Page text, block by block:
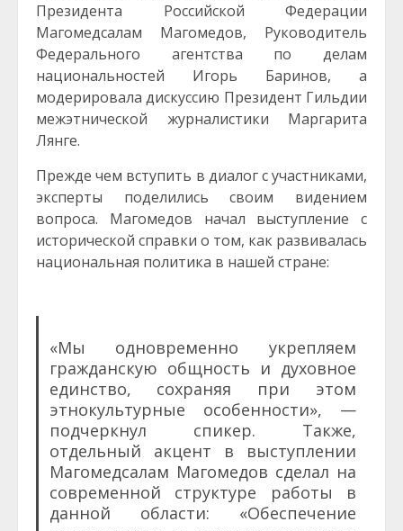
Президента Российской Федерации
Магомедсалам Магомедов, Руководитель
Федерального агентства по делам
национальностей Игорь Баринов, а
модерировала дискуссию Президент Гильдии
межэтнической журналистики Маргарита
Лянге.
Прежде чем вступить в диалог с участниками,
эксперты поделились своим видением
вопроса. Магомедов начал выступление с
исторической справки о том, как развивалась
национальная политика в нашей стране:
«Мы одновременно укрепляем
гражданскую общность и духовное
единство, сохраняя при этом
этнокультурные особенности», —
подчеркнул спикер. Также,
отдельный акцент в выступлении
Магомедсалам Магомедов сделал на
современной структуре работы в
данной области: «Обеспечение